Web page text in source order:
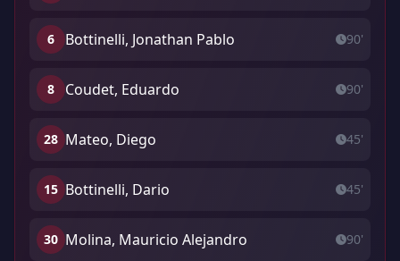
6 Bottinelli, Jonathan Pablo 90'
8 Coudet, Eduardo 90'
28 Mateo, Diego 45'
15 Bottinelli, Dario 45'
30 Molina, Mauricio Alejandro 90'